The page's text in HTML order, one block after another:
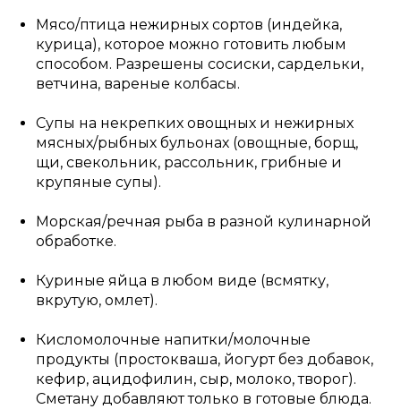
Мясо/птица нежирных сортов (индейка,
курица), которое можно готовить любым
способом. Разрешены сосиски, сардельки,
ветчина, вареные колбасы.
Супы на некрепких овощных и нежирных
мясных/рыбных бульонах (овощные, борщ,
щи, свекольник, рассольник, грибные и
крупяные супы).
Морская/речная рыба в разной кулинарной
обработке.
Куриные яйца в любом виде (всмятку,
вкрутую, омлет).
Кисломолочные напитки/молочные
продукты (простокваша, йогурт без добавок,
кефир, ацидофилин, сыр, молоко, творог).
Сметану добавляют только в готовые блюда.